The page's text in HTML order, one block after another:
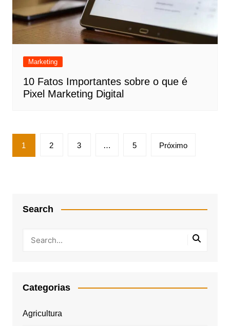
Marketing
10 Fatos Importantes sobre o que é
Pixel Marketing Digital
Paginação
de
1 2 3 … 5 Próximo
Search
Categorias
Agricultura